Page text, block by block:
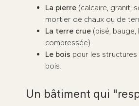
La pierre(calcaire, granit,
mortier de chaux ou de
La terre crue(pisé, bauge,
compressée).
Le bois pour les
bois.
Un bâtiment qui